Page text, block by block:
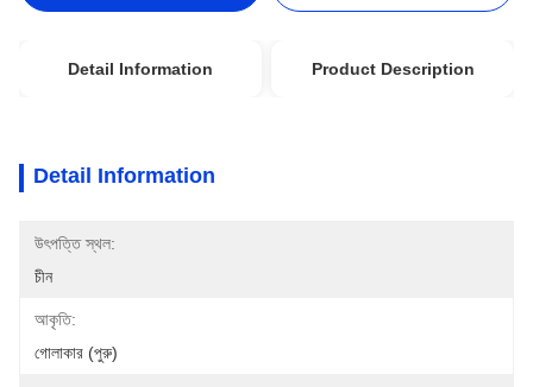
Detail Information Product Description
Detail Information
উৎপত্তি স্থল:
চীন
আকৃতি:
গোলাকার (পুরু)